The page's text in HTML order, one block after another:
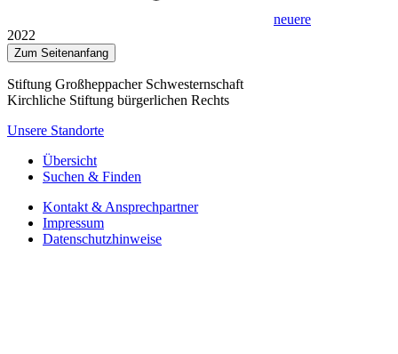
neuere
2022
Zum Seitenanfang
Stiftung Großheppacher Schwesternschaft
Kirchliche Stiftung bürgerlichen Rechts
Unsere Standorte
Übersicht
Suchen & Finden
Kontakt & Ansprechpartner
Impressum
Datenschutzhinweise